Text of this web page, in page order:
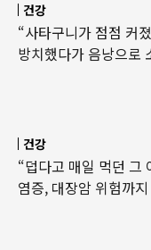
건강
“사타구니가 점점 커
방치했다가 음낭으로
건강
“덥다고 매일 먹던
염증, 대장암 위험까지